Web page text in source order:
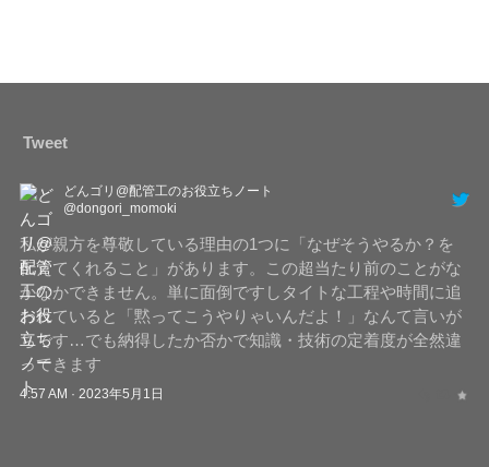
Tweet
どんゴリ@配管工のお役立ちノート
@dongori_momoki
私が親方を尊敬している理由の1つに「なぜそうやるか？を
伝えてくれること」があります。この超当たり前のことがな
かなかできません。単に面倒ですしタイトな工程や時間に追
われていると「黙ってこうやりゃいんだよ！」なんて言いが
ちです…でも納得したか否かで知識・技術の定着度が全然違
ってきます
4:57 AM · 2023年5月1日